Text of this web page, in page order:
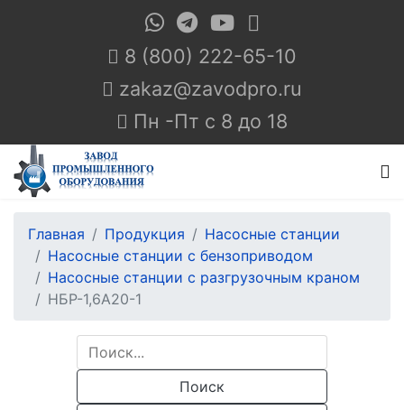
8 (800) 222-65-10
Пн -Пт с 8 до 18
Главная Продукция
Насосные станции
Насосные станции с бензоприводом
Насосные станции с разгрузочным краном
НБР-1,6А20-1
Поиск